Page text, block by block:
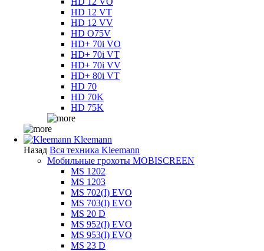
HD 12 VT
HD 12 VV
HD O75V
HD+ 70i VO
HD+ 70i VT
HD+ 70i VV
HD+ 80i VT
HD 70
HD 70K
HD 75K
Kleemann
Назад Вся техника Kleemann
Мобильные грохоты MOBISCREEN
MS 1202
MS 1203
MS 702(I) EVO
MS 703(I) EVO
MS 20 D
MS 952(I) EVO
MS 953(I) EVO
MS 23 D